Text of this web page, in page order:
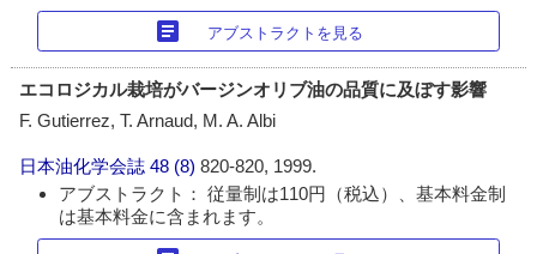
article アブストラクトを見る
エコロジカル栽培がバージンオリブ油の品質に及ぼす影響
F. Gutierrez, T. Arnaud, M. A. Albi
日本油化学会誌 48 (8)820-820, 1999.
アブストラクト： 従量制は110円（税込）、基本料金制
は基本料金に含まれます。